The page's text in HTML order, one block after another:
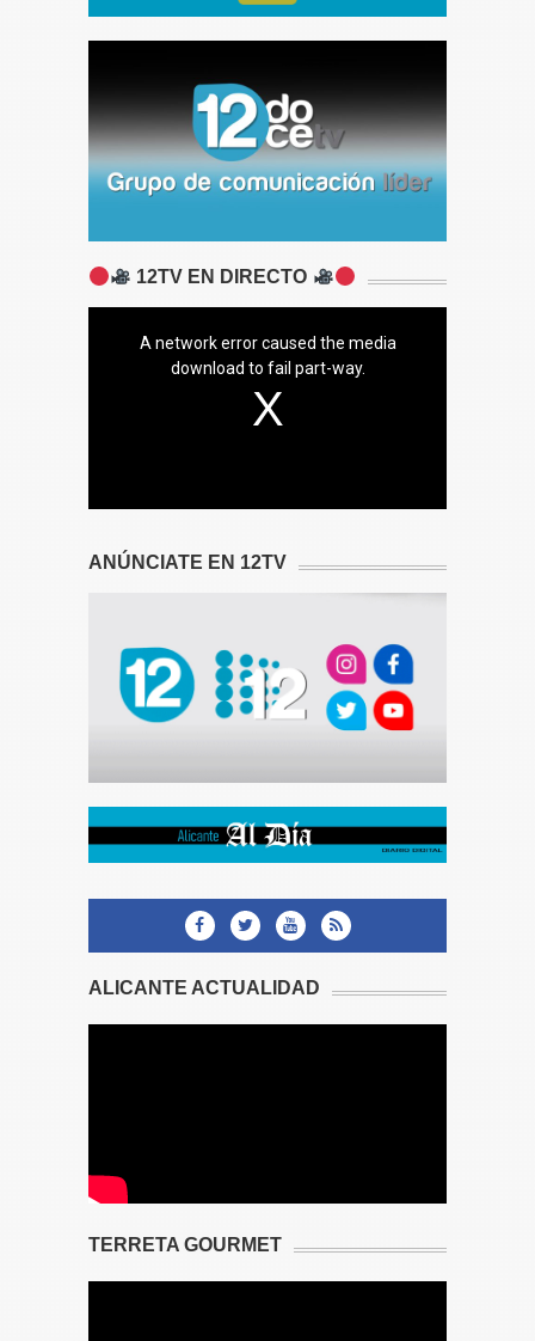
12TV EN DIRECTO
A network error caused the media
download to fail part-way.
ANÚNCIATE EN 12TV
ALICANTE ACTUALIDAD
TERRETA GOURMET